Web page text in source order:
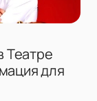
Театре
для